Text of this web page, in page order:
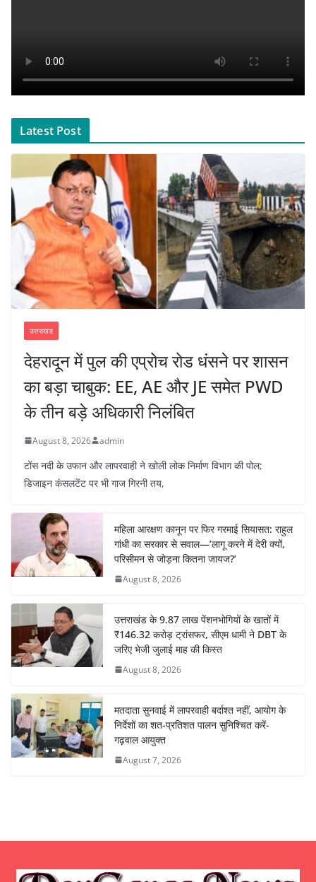
Latest Post
उत्तराखंड
देहरादून में पुल की एप्रोच रोड धंसने पर शासन
का बड़ा चाबुक: EE, AE और JE समेत PWD
के तीन बड़े अधिकारी निलंबित
August 8, 2026 admin
टोंस नदी के उफान और लापरवाही ने खोली लोक निर्माण विभाग की पोल;
डिजाइन कंसलटेंट पर भी गाज गिरनी तय,
महिला आरक्षण कानून पर फिर गरमाई सियासत: राहुल
गांधी का सरकार से सवाल—’लागू करने में देरी क्यों,
परिसीमन से जोड़ना कितना जायज?’
August 8, 2026
उत्तराखंड के 9.87 लाख पेंशनभोगियों के खातों में
₹146.32 करोड़ ट्रांसफर, सीएम धामी ने DBT के
जरिए भेजी जुलाई माह की किस्त
August 8, 2026
मतदाता सुनवाई में लापरवाही बर्दाश्त नहीं, आयोग के
निर्देशों का शत-प्रतिशत पालन सुनिश्चित करें-
गढ़वाल आयुक्त
August 7, 2026